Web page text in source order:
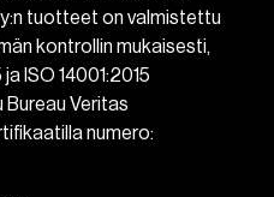
tuotteet on valmistettu
kontrollin mukaisesti,
ISO 14001:2015
Veritas
numero: